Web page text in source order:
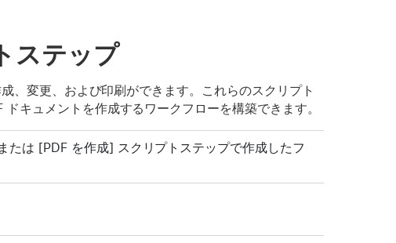
ステップ
、変更、および印刷ができます。これらのスクリプト
キュメントを作成するワークフローを構築できます。
は [PDF を作成] スクリプトステップで作成したフ